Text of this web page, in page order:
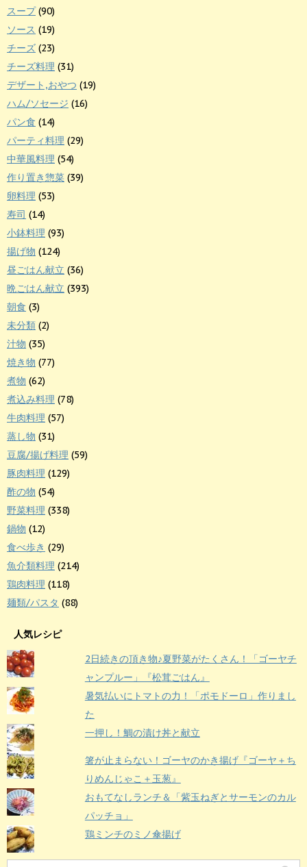
スープ(90)
ソース (19)
チーズ (23)
チーズ料理 (31)
デザート,おやつ (19)
ハム/ソセージ (16)
パン食 (14)
パーティ料理 (29)
中華風料理 (54)
作り置き惣菜 (39)
卵料理 (53)
寿司 (14)
小鉢料理 (93)
揚げ物 (124)
昼ごはん献立 (36)
晩ごはん献立 (393)
朝食 (3)
未分類 (2)
汁物 (35)
焼き物 (77)
煮物 (62)
煮込み料理 (78)
牛肉料理 (57)
蒸し物 (31)
豆腐/揚げ料理 (59)
豚肉料理 (129)
酢の物 (54)
野菜料理 (338)
鍋物 (12)
食べ歩き (29)
魚介類料理 (214)
鶏肉料理 (118)
麺類/パスタ (88)
人気レシピ
2日続きの頂き物♪夏野菜がたくさん！「ゴーヤチ
ャンプルー」『松茸ごはん』
暑気払いにトマトの力！「ポモドーロ」作りまし
た
一押し！鯛の漬け丼と献立
箸が止まらない！ゴーヤのかき揚げ『ゴーヤ＋ち
りめんじゃこ＋玉葱』
おもてなしランチ＆「紫玉ねぎとサーモンのカル
パッチョ」
鶏ミンチのミノ傘揚げ